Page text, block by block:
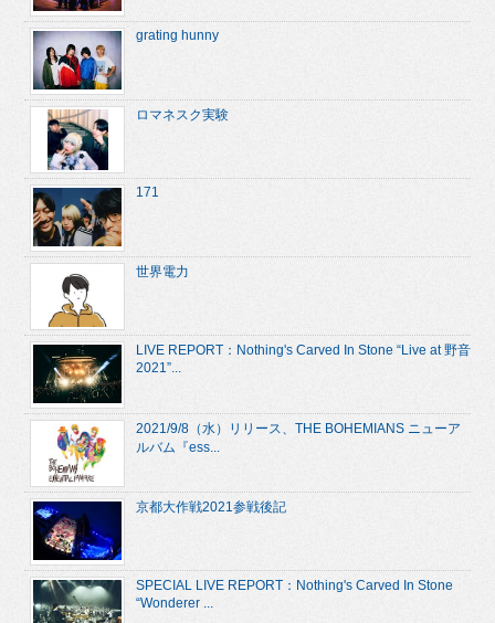
grating hunny
ロマネスク実験
171
世界電力
LIVE REPORT：Nothing's Carved In Stone “Live at 野音
2021”...
2021/9/8（水）リリース、THE BOHEMIANS ニューア
ルバム『ess...
京都大作戦2021参戦後記
SPECIAL LIVE REPORT：Nothing's Carved In Stone
“Wonderer ...